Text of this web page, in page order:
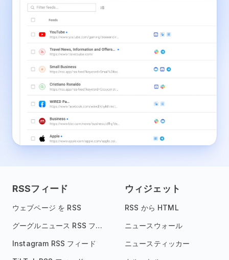
RSSフィード
ウェブページ を RSS
グーグルニュース RSS フィード
Instagram RSS フィード
ウィジェット
RSS から HTML
ニュースウォール
ニュースティッカー